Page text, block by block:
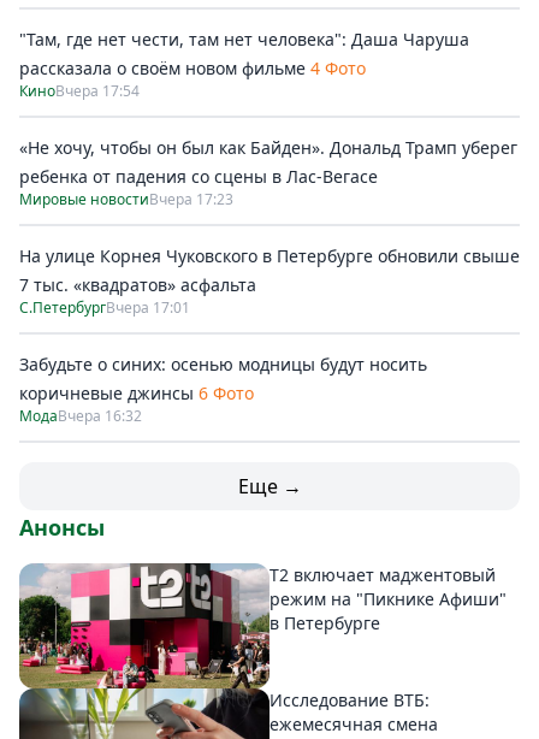
"Там, где нет чести, там нет человека": Даша Чаруша
рассказала о своём новом фильме 4 Фото
КиноВчера 17:54
«Не хочу, чтобы он был как Байден». Дональд Трамп уберег
ребенка от падения со сцены в Лас-Вегасе
Мировые новостиВчера 17:23
На улице Корнея Чуковского в Петербурге обновили свыше
7 тыс. «квадратов» асфальта
С.ПетербургВчера 17:01
Забудьте о синих: осенью модницы будут носить
коричневые джинсы 6 Фото
МодаВчера 16:32
Еще →
Анонсы
Т2 включает маджентовый
режим на "Пикнике Афиши"
в Петербурге
Исследование ВТБ:
ежемесячная смена